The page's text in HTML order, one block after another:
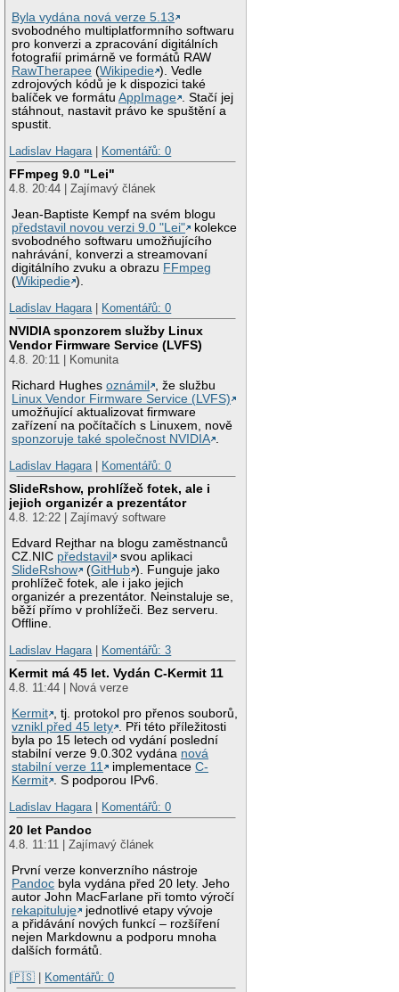
Byla vydána nová verze 5.13
svobodného multiplatformního softwaru
pro konverzi a zpracování digitálních
fotografií primárně ve formátů RAW
RawTherapee (Wikipedie ). Vedle
zdrojových kódů je k dispozici také
balíček ve formátuAppImage . Stačí jej
stáhnout, nastavit právo ke spuštění a
spustit.
Ladislav Hagara
Komentářů: 0
FFmpeg 9.0 "Lei"
4.8. 20:44 | Zajímavý článek
Jean-Baptiste Kempf na svém blogu
představil novou verzi 9.0 "Lei"
kolekce
svobodného softwaru umožňujícího
nahrávání, konverzi a streamovaní
digitálního zvuku a obrazu FFmpeg
(Wikipedie ).
Ladislav Hagara
Komentářů: 0
NVIDIA sponzorem služby Linux
Vendor Firmware Service (LVFS)
4.8. 20:11 | Komunita
Richard Hughesoznámil
, že službu
Linux Vendor Firmware Service (LVFS)
umožňující aktualizovat firmware
zařízení na počítačích s Linuxem, nově
sponzoruje také společnost NVIDIA .
Ladislav Hagara | Komentářů: 0
SlideRshow, prohlížeč fotek, ale i
jejich organizér a prezentátor
4.8. 12:22 | Zajímavý software
Edvard Rejthar na blogu zaměstnanců
CZ.NIC představil
svou aplikaci
SlideRshow
(GitHub ). Funguje jako
prohlížeč fotek, ale i jako jejich
organizér a prezentátor. Neinstaluje se,
běží přímo v prohlížeči. Bez serveru.
Offline.
Ladislav Hagara | Komentářů: 3
Kermit má 45 let. Vydán C-Kermit 11
4.8. 11:44 | Nová verze
Kermit , tj. protokol pro přenos souborů,
vznikl před 45 lety . Při této příležitosti
byla po 15 letech od vydání poslední
stabilní verze 9.0.302 vydána nová
stabilní verze 11
implementaceC-
Kermit . S podporou IPv6.
Ladislav Hagara | Komentářů: 0
20 let Pandoc
4.8. 11:11 | Zajímavý článek
První verze konverzního nástroje
Pandoc byla vydána před 20 lety. Jeho
autor John MacFarlane při tomto výročí
rekapituluje
jednotlivé etapy vývoje
a přidávání nových funkcí – rozšíření
nejen Markdownu a podporu mnoha
dalších formátů.
|🇵🇸 | Komentářů: 0